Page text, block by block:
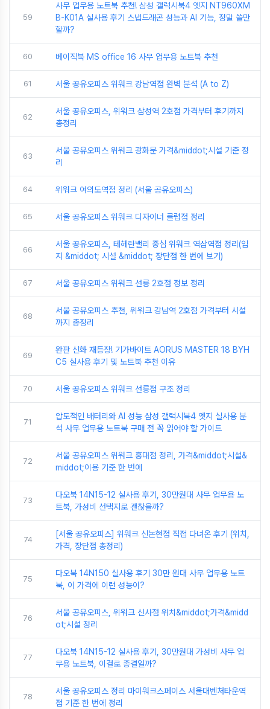
59
사무 업무용 노트북 추천! 삼성 갤럭시북4 엣지 NT960XM
B-K01A 실사용 후기 스냅드래곤 성능과 AI 기능, 정말 쓸만
할까?
60 베이직북 MS office 16 사무 업무용 노트북 추천
61 서울 공유오피스 위워크 강남역점 완벽 분석 (A to Z)
62
서울 공유오피스, 위워크 삼성역 2호점 가격부터 후기까지
총정리
63
서울 공유오피스 위워크 광화문 가격&middot;시설 기준 정
리
64 위워크 여의도역점 정리 (서울 공유오피스)
65 서울 공유오피스 위워크 디자이너 클럽점 정리
66
서울 공유오피스, 테헤란밸리 중심 위워크 역삼역점 정리(입
지 &middot; 시설 &middot; 장단점 한 번에 보기)
67 서울 공유오피스 위워크 선릉 2호점 정보 정리
68
서울 공유오피스 추천, 위워크 강남역 2호점 가격부터 시설
까지 총정리
69
완판 신화 재등장! 기가바이트 AORUS MASTER 18 BYH
C5 실사용 후기 및 노트북 추천 이유
70 서울 공유오피스 위워크 선릉점 구조 정리
71
압도적인 배터리와 AI 성능 삼성 갤럭시북4 엣지 실사용 분
석 사무 업무용 노트북 구매 전 꼭 읽어야 할 가이드
72
서울 공유오피스 위워크 홍대점 정리, 가격&middot;시설&
middot;이용 기준 한 번에
73
다오북 14N15-12 실사용 후기, 30만원대 사무 업무용 노
트북, 가성비 선택지로 괜찮을까?
74
[서울 공유오피스] 위워크 신논현점 직접 다녀온 후기 (위치,
가격, 장단점 총정리)
75
다오북 14N150 실사용 후기 30만 원대 사무 업무용 노트
북, 이 가격에 이런 성능이?
76
서울 공유오피스, 위워크 신사점 위치&middot;가격&midd
ot;시설 정리
77
다오북 14N15-12 실사용 후기, 30만원대 가성비 사무 업
무용 노트북, 이걸로 종결일까?
78
서울 공유오피스 정리 마이워크스페이스 서울대벤처타운역
점 기준 한 번에 정리